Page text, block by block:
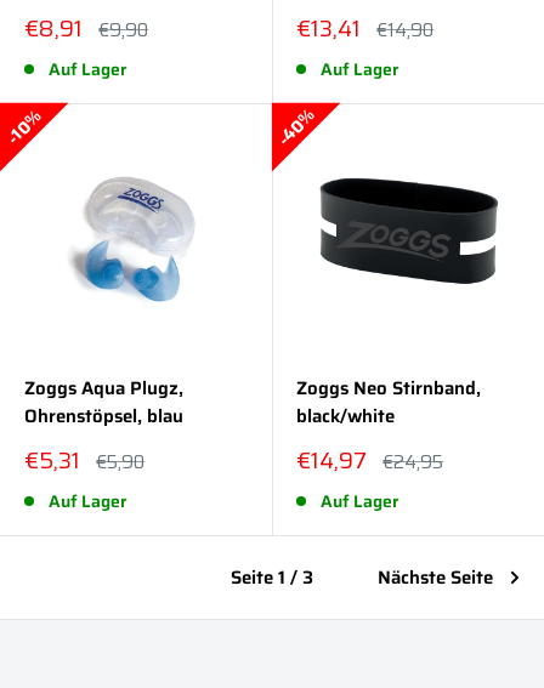
Sonderpreis
€8,91 Normalpreis
€9,90
Auf Lager
Sonderpreis
€13,41 Normalpreis
€14,90
Auf Lager
10%
Zoggs Aqua Plugz,
Ohrenstöpsel, blau
Sonderpreis
€5,31 Normalpreis
€5,90
Auf Lager
40%
Zoggs Neo Stirnband,
black/white
Sonderpreis
€14,97 Normalpreis
€24,95
Auf Lager
Seite 1 / 3 Nächste Seite